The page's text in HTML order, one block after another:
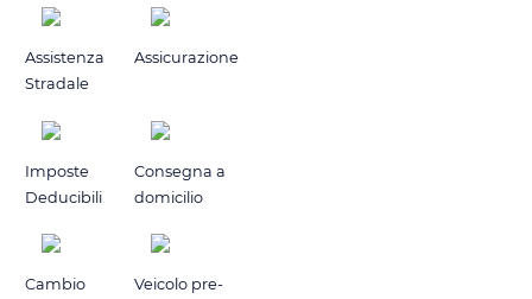
Assistenza
Stradale
Assicurazione
Imposte
Deducibili
Consegna a
domicilio
Cambio
Veicolo pre-